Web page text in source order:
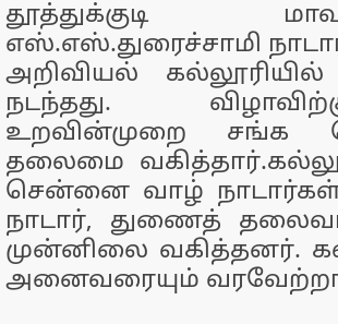
தூத்துக்குடி
எஸ்.எஸ்.துரைச்சாமி
அறிவியல் கல்லூரியில்
நடந்தது.
உறவின்முறை சங்க
தலைமை
சென்னை வாழ்
நாடார், துணைத்
முன்னிலை வகித்தனர்.
அனைவரையும்